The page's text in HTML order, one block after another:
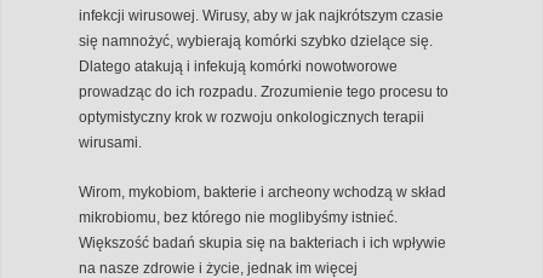
infekcji wirusowej. Wirusy, aby w jak najkrótszym czasie
się namnożyć, wybierają komórki szybko dzielące się.
Dlatego atakują i infekują komórki nowotworowe
prowadząc do ich rozpadu. Zrozumienie tego procesu to
optymistyczny krok w rozwoju onkologicznych terapii
wirusami.
Wirom, mykobiom, bakterie i archeony wchodzą w skład
mikrobiomu, bez którego nie moglibyśmy istnieć.
Większość badań skupia się na bakteriach i ich wpływie
na nasze zdrowie i życie, jednak im więcej